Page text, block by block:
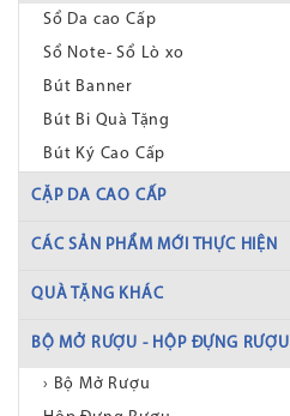
Sổ Da cao Cấp
Sổ Note- Sổ Lò xo
Bút Banner
Bút Bi Quà Tặng
Bút Ký Cao Cấp
CẶP DA CAO CẤP
CÁC SẢN PHẨM MỚI THỰC HIỆN
QUÀ TẶNG KHÁC
BỘ MỞ RƯỢU - HỘP ĐỰNG RƯỢU
› Bộ Mở Rượu